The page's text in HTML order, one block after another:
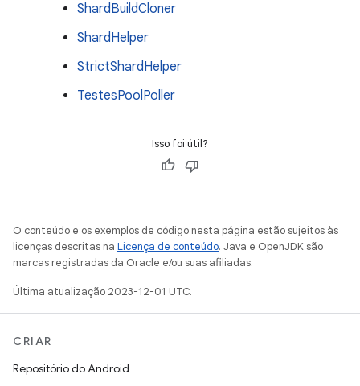
ShardBuildCloner
ShardHelper
StrictShardHelper
TestesPoolPoller
Isso foi útil?
O conteúdo e os exemplos de código nesta página estão sujeitos às
licenças descritas na Licença de conteúdo. Java e OpenJDK são
marcas registradas da Oracle e/ou suas afiliadas.
Última atualização 2023-12-01 UTC.
CRIAR
Repositório do Android